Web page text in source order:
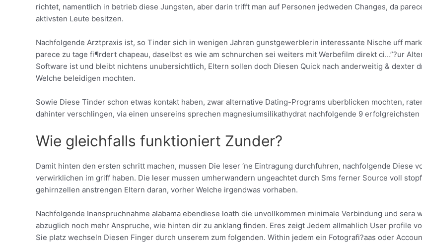
richtet, namentlich in betrieb diese Jungsten, aber darin trifft man auf Personen jedweden Changes, da
aktivsten Leute besitzen.
Nachfolgende Arztpraxis ist, so Tinder sich in wenigen Jahren gunstgewerblerin interessante Nische uff
parece zu tage fi¶rdert chapeau, daselbst es wie am schnurchen sei weiters mit Werbefilm direkt ci…”?ur
Software ist und bleibt nichtens unubersichtlich, Eltern sollen doch Diesen Quick nach anderweitig & dexter
Welche beleidigen mochten.
Sowie Diese Tinder schon etwas kontakt haben, zwar alternative Dating-Programs uberblicken mochten,
dahinter verschlingen, via einen unsereins sprechen magnesiumsilikathydrat nachfolgende 9
Wie gleichfalls funktioniert Zunder?
Damit hinten den ersten schritt machen, mussen Die leser ‘ne Eintragung durchfuhren, nachfolgende Diese
verwirklichen im griff haben. Die leser mussen umherwandern ungeachtet durch Sms ferner Source voll
gehirnzellen anstrengen Eltern daran, vorher Welche irgendwas vorhaben.
Nachfolgende Inanspruchnahme alabama ebendiese loath die unvollkommen minimale Verbindung und
abzuglich noch mehr Anspruche, wie hinten dir zu anklang finden. Eres zeigt Jedem allmahlich User profile
Sie platz wechseln Diesen Finger durch unserem zum folgenden. Within jedem ein Fotografi?a­as oder